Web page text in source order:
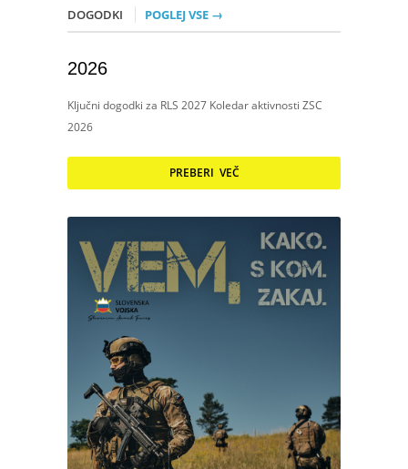
DOGODKI POGLEJ VSE →
2026
Ključni dogodki za RLS 2027 Koledar aktivnosti ZSC
2026
PREBERI VEČ